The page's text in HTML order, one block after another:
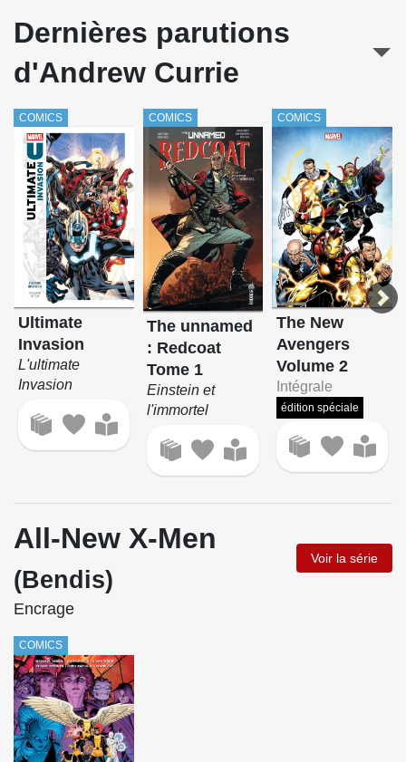
Top 10
Ultimates (Marvel Deluxe)
The unnamed : Redcoat
Venom (Ewing / Hitch)
Wonder Woman (Greg Rucka présente)
Dernières parutions
d'Andrew Currie
COMICS
Ultimate
Invasion
L'ultimate
Invasion
COMICS
The unnamed
: Redcoat
Tome 1
Einstein et
l'immortel
COMICS
The New
Avengers
Volume 2
Intégrale
édition spéciale
All-New X-Men
(Bendis)
Voir la série
Encrage
COMICS